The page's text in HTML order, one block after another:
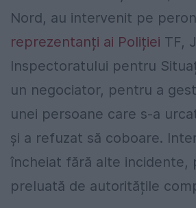
Nord, au intervenit pe
reprezentanți ai Poliției TF,
Inspectoratului pentru
un negociator, pentru a
unei persoane care s-a
și a refuzat să coboare.
încheiat fără alte incidente,
preluată de autoritățile